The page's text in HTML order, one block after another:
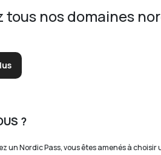
tous nos domaines
?
un Nordic Pass, vous êtes amenés